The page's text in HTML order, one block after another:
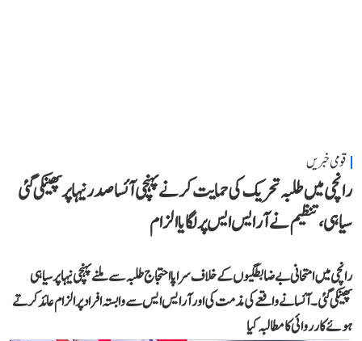
قومی خبریں
رانچی میں طلبہ تحریک کی حمایت کرنے پہنچی آئسا صدر نیہا پر پھینکی گئی
سیاہی، تنظیم نے آر ایس ایس پر لگایا الزام
رانچی میں امتحانی بے ضابطگیوں کے خلاف سراپا احتجاج طلبہ سے ملنے پہنچی نیہا پر سیاہی
پھینکی گئی۔ آئسا نے واقعے کی مذمت کی اور آر ایس ایس سے وابستہ افراد پر الزام عائد کرتے
ہوئے کارروائی کا مطالبہ کیا